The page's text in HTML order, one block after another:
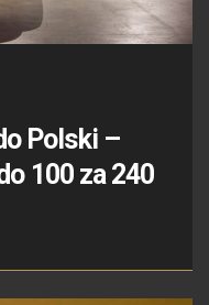
Polski –
100 za 240